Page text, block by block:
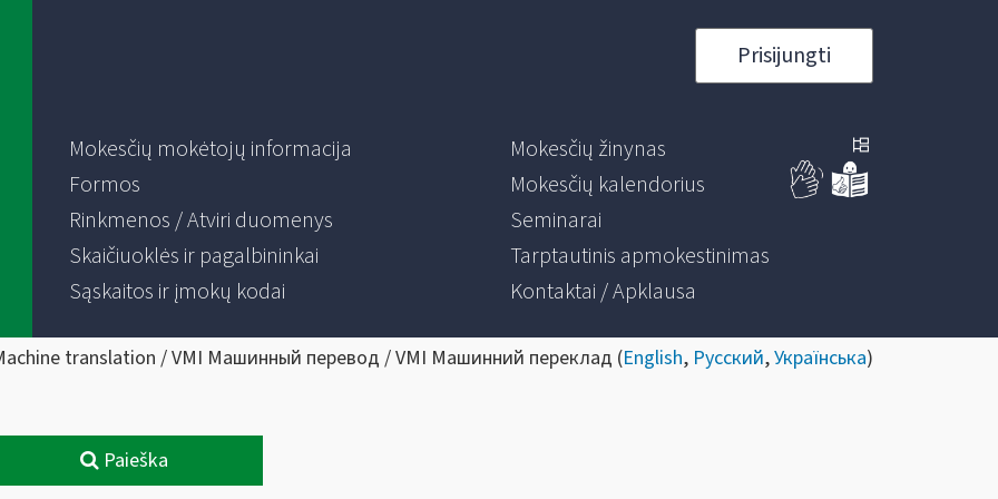
Prisijungti
Mokesčių mokėtojų informacija
Formos
Rinkmenos / Atviri duomenys
Skaičiuoklės ir pagalbininkai
Sąskaitos ir įmokų kodai
Mokesčių žinynas
Mokesčių kalendorius
Seminarai
Tarptautinis apmokestinimas
Kontaktai / Apklausa
translation / VMI Машинный перевод / VMI Машинний переклад (English, Русский,Українська)
Paieška